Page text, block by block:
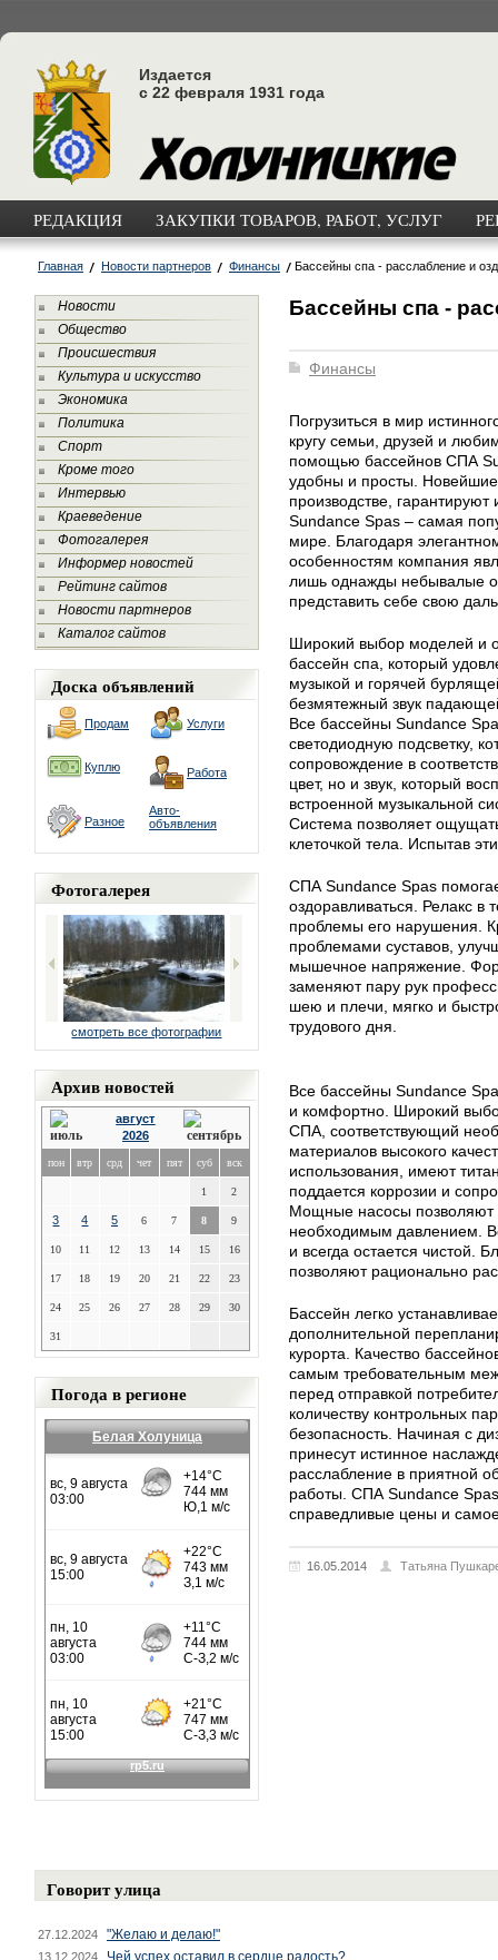
Издается
с 22 февраля 1931 года
РЕДАКЦИЯ ЗАКУПКИ ТОВАРОВ, РАБОТ, УСЛУГ
Главная Новости партнеров Финансы Бассейны спа - расслабление и
Новости
Общество
Происшествия
Культура и искусство
Экономика
Политика
Спорт
Кроме того
Интервью
Краеведение
Фотогалерея
Информер новостей
Рейтинг сайтов
Новости партнеров
Каталог сайтов
Доска объявлений
Продам Услуги
Куплю Работа
Разное
Авто-
объявления
Фотогалерея
смотреть все фотографии
Архив новостей
август
2026
пон втр срд чет пят суб вск
1 2
3 4 5 6 7 8 9
10 11 12 13 14 15 16
17 18 19 20 21 22 23
24 25 26 27 28 29 30
31
Погода в регионе
Белая Холуница
Бассейны спа -
Финансы
Погрузиться в мир
кругу семьи, друзей и
помощью бассейнов СПА
удобны и просты.
производстве,
Sundance Spas – самая
мире. Благодаря
особенностям компания
лишь однажды небывалые
представить себе свою
Широкий выбор моделей и
бассейн спа, который
музыкой и горячей
безмятежный звук
Все бассейны Sundance
светодиодную подсветку,
сопровождение в
цвет, но и звук, который
встроенной музыкальной
Система позволяет
клеточкой тела. Испытав
СПА Sundance Spas
оздоравливаться. Релакс в
проблемы его нарушения.
проблемами суставов,
мышечное напряжение.
заменяют пару рук
шею и плечи, мягко и
трудового дня.
Все бассейны Sundance
и комфортно. Широкий
СПА, соответствующий
материалов высокого
использования, имеют
поддается коррозии и
Мощные насосы позволяют
необходимым давлением.
и всегда остается чистой.
позволяют рационально
Бассейн легко
дополнительной
курорта. Качество
самым требовательным
перед отправкой
количеству контрольных
безопасность. Начиная с
принесут истинное
расслабление в приятной
работы. СПА Sundance
справедливые цены и
16.05.2014 Татьяна
Говорит улица
27.12.2024 "Желаю и делаю!"
13.12.2024 Чей успех оставил в сердце радость?